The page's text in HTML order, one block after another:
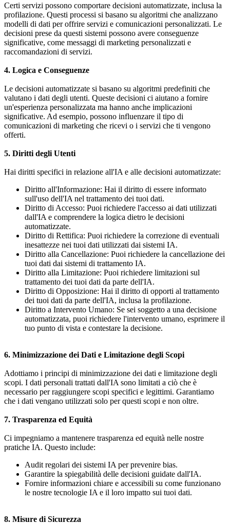
Certi servizi possono comportare decisioni automatizzate, inclusa la
profilazione. Questi processi si basano su algoritmi che analizzano
modelli di dati per offrire servizi e comunicazioni personalizzati. Le
decisioni prese da questi sistemi possono avere conseguenze
significative, come messaggi di marketing personalizzati e
raccomandazioni di servizi.
4. Logica e Conseguenze
Le decisioni automatizzate si basano su algoritmi predefiniti che
valutano i dati degli utenti. Queste decisioni ci aiutano a fornire
un'esperienza personalizzata ma hanno anche implicazioni
significative. Ad esempio, possono influenzare il tipo di
comunicazioni di marketing che ricevi o i servizi che ti vengono
offerti.
5. Diritti degli Utenti
Hai diritti specifici in relazione all'IA e alle decisioni automatizzate:
Diritto all'Informazione: Hai il diritto di essere informato
sull'uso dell'IA nel trattamento dei tuoi dati.
Diritto di Accesso: Puoi richiedere l'accesso ai dati utilizzati
dall'IA e comprendere la logica dietro le decisioni
automatizzate.
Diritto di Rettifica: Puoi richiedere la correzione di eventuali
inesattezze nei tuoi dati utilizzati dai sistemi IA.
Diritto alla Cancellazione: Puoi richiedere la cancellazione dei
tuoi dati dai sistemi di trattamento IA.
Diritto alla Limitazione: Puoi richiedere limitazioni sul
trattamento dei tuoi dati da parte dell'IA.
Diritto di Opposizione: Hai il diritto di opporti al trattamento
dei tuoi dati da parte dell'IA, inclusa la profilazione.
Diritto a Intervento Umano: Se sei soggetto a una decisione
automatizzata, puoi richiedere l'intervento umano, esprimere il
tuo punto di vista e contestare la decisione.
6. Minimizzazione dei Dati e Limitazione degli Scopi
Adottiamo i principi di minimizzazione dei dati e limitazione degli
scopi. I dati personali trattati dall'IA sono limitati a ciò che è
necessario per raggiungere scopi specifici e legittimi. Garantiamo
che i dati vengano utilizzati solo per questi scopi e non oltre.
7. Trasparenza ed Equità
Ci impegniamo a mantenere trasparenza ed equità nelle nostre
pratiche IA. Questo include:
Audit regolari dei sistemi IA per prevenire bias.
Garantire la spiegabilità delle decisioni guidate dall'IA.
Fornire informazioni chiare e accessibili su come funzionano
le nostre tecnologie IA e il loro impatto sui tuoi dati.
8. Misure di Sicurezza